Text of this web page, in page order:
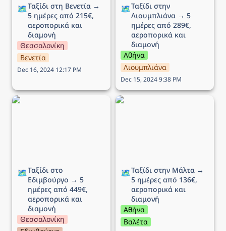
🗺️Ταξίδι στη Βενετία →
5 ημέρες από 215€,
αεροπορικά και
διαμονή
Θεσσαλονίκη
Βενετία
Dec 16, 2024 12:17 PM
🗺️Ταξίδι στην
Λιουμπλιάνα → 5
ημέρες από 289€,
αεροπορικά και
διαμονή
Αθήνα
Λιουμπλιάνα
Dec 15, 2024 9:38 PM
Ταξίδι στο Εδιμβούργο →
🗺️Ταξίδι στο
Εδιμβούργο → 5
ημέρες από 449€,
αεροπορικά και
διαμονή
Θεσσαλονίκη
Ταξίδι στην Μάλτα → 5
🗺️Ταξίδι στην Μάλτα →
5 ημέρες από 136€,
αεροπορικά και
διαμονή
Αθήνα
Βαλέτα